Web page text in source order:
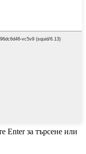
Enter за търсене или